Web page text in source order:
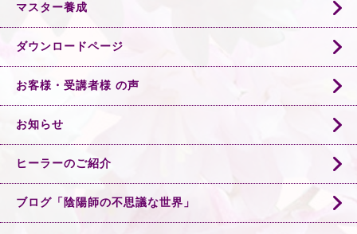
マスター養成
ダウンロードページ
お客様・受講者様 の声
お知らせ
ヒーラーのご紹介
ブログ「陰陽師の不思議な世界」